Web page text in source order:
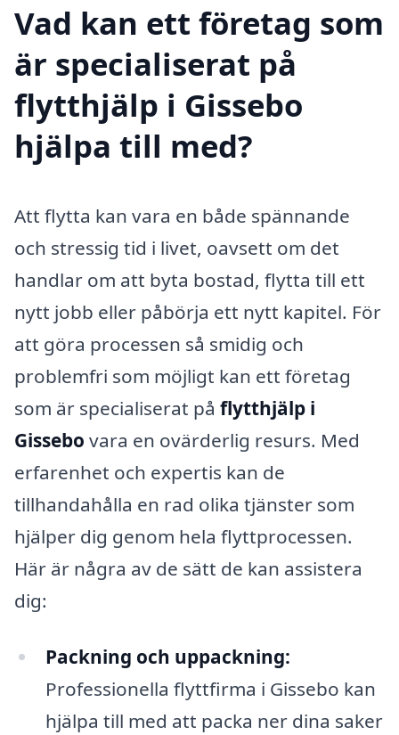
Vad kan ett företag som
är specialiserat på
flytthjälp i Gissebo
hjälpa till med?
Att flytta kan vara en både spännande
och stressig tid i livet, oavsett om det
handlar om att byta bostad, flytta till ett
nytt jobb eller påbörja ett nytt kapitel. För
att göra processen så smidig och
problemfri som möjligt kan ett företag
som är specialiserat på flytthjälp i
Gissebo vara en ovärderlig resurs. Med
erfarenhet och expertis kan de
tillhandahålla en rad olika tjänster som
hjälper dig genom hela flyttprocessen.
Här är några av de sätt de kan assistera
dig:
Packning och uppackning:
Professionella flyttfirma i Gissebo kan
hjälpa till med att packa ner dina saker